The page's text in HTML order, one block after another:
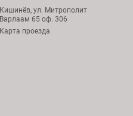
Кишинёв, ул. Митрополит
Варлаам 65 оф. 306
Карта проезда